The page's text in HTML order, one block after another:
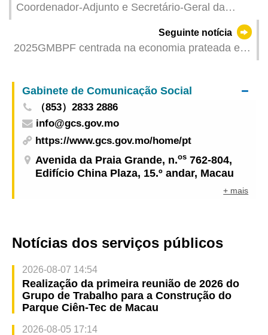
Coordenador-Adjunto e Secretário-Geral da
Jogos Nacionais e Coordenador da Comissão
Executiva da Zona de Competição de
Seguinte notícia
2025GMBPF centrada na economia prateada e
diversificadas
Gabinete de Comunicação Social
（853）2833 2886
info@gcs.gov.mo
https://www.gcs.gov.mo/home/pt
Avenida da Praia Grande, n.os 762-804,
Edifício China Plaza, 15.º andar, Macau
+ mais
Notícias dos serviços públicos
2026-08-07 14:54
Realização da primeira reunião de 2026 do
Grupo de Trabalho para a Construção do
Parque Ciên-Tec de Macau
2026-08-05 17:14